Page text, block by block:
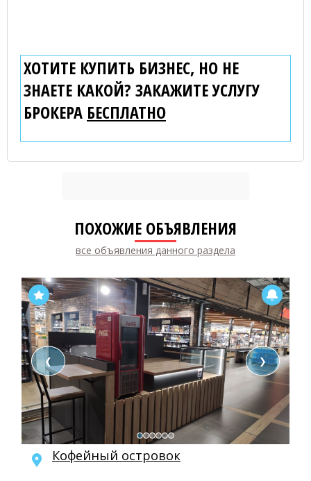
ХОТИТЕ КУПИТЬ БИЗНЕС, НО НЕ
ЗНАЕТЕ КАКОЙ? ЗАКАЖИТЕ УСЛУГУ
БРОКЕРА БЕСПЛАТНО
ПОХОЖИЕ ОБЪЯВЛЕНИЯ
все объявления данного раздела
❮ ❯
Кофейный островок